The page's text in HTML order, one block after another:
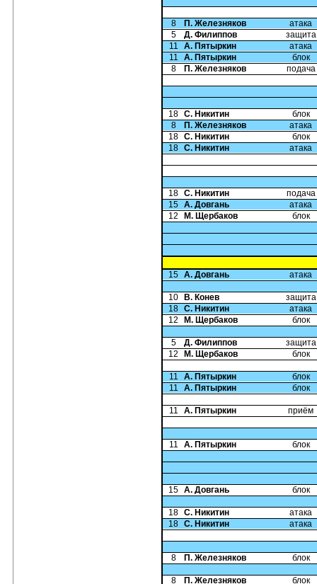
8 П. Железняков
атака
5
Д. Филиппов
защита
11
А. Пятыркин
атака
11
А. Пятыркин
блок
8
П. Железняков подача
18 С. Никитин
блок
8
П. Железняков
атака
18 С. Никитин
блок
18 С. Никитин атака
18 С. Никитин
подача
15 А. Довгань
атака
12
М. Щербаков блок
15 А. Довгань атака
10 В. Конев
защита
18 С. Никитин
атака
12
М. Щербаков блок
5 Д. Филиппов
защита
12
М. Щербаков блок
11 А. Пятыркин
блок
11
А. Пятыркин блок
11 А. Пятыркин приём
11 А. Пятыркин блок
15 А. Довгань блок
18 С. Никитин
атака
18 С. Никитин атака
8 П. Железняков блок
8 П. Железняков блок